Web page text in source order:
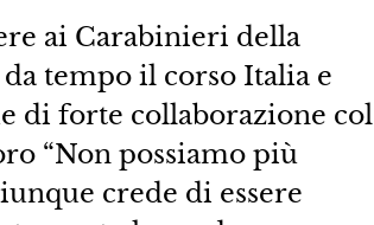
ai Carabinieri della
tempo il corso Italia e
di forte collaborazione col
“Non possiamo più
crede di essere